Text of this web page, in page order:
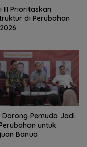
III Prioritaskan
di Perubahan
Dorong Pemuda Jadi
untuk
Banua